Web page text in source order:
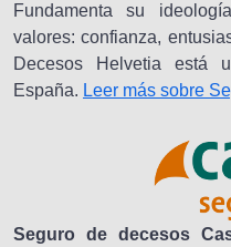
Fundamenta su
valores: confianza,
Decesos Helvetia está
España. Leer más sobre
Seguro de decesos